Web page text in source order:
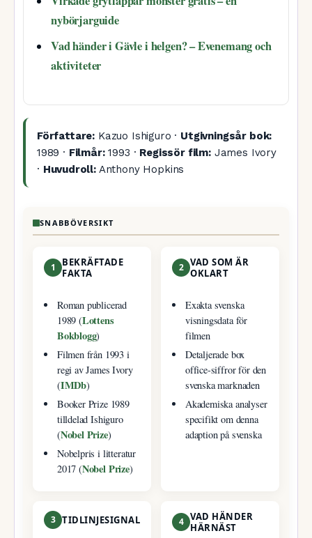
nybörjarguide
Vad händer i Gävle i helgen? – Evenemang och
aktiviteter
Författare: Kazuo Ishiguro · Utgivningsår bok:
1989 · Filmår:1993 · Regissör film:James Ivory
· Huvudroll:Anthony Hopkins
SNABBÖVERSIKT
1
BEKRÄFTADE
FAKTA
Roman publicerad
1989 (Lottens
Bokblogg)
Filmen från 1993 i
regi av James Ivory
(IMDb)
Booker Prize 1989
tilldelad Ishiguro
(Nobel Prize)
Nobelpris i litteratur
2017 (Nobel Prize)
2 VAD SOM ÄR
OKLART
Exakta svenska
visningsdata för
filmen
Detaljerade box
office-siffror för den
svenska marknaden
Akademiska analyser
specifikt om denna
adaption på svenska
3 TIDLINJESIGNAL 4 VAD HÄNDER
HÄRNÄST